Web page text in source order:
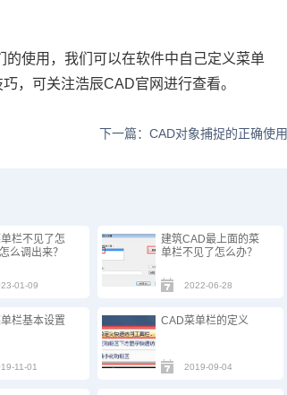
的使用，我们可以在软件中自己定义菜单
巧，可关注浩辰CAD官网进行查看。
下一篇：CAD对象捕捉的正确使用
栏不见了怎
么调出来？
01-09
建筑CAD最上面的菜
单栏不见了怎么办？
2022-06-28
栏基本设置
11-01
CAD菜单栏的定义
2019-09-04